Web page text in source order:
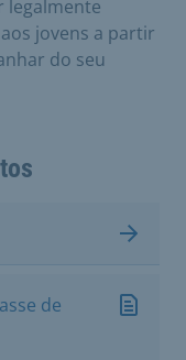
legalmente
jovens a partir
do seu
de